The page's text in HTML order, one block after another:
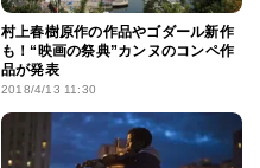
村上春樹原作の作品やゴダール新作
も！“映画の祭典”カンヌのコンペ作
品が発表
2018/4/13 11:30